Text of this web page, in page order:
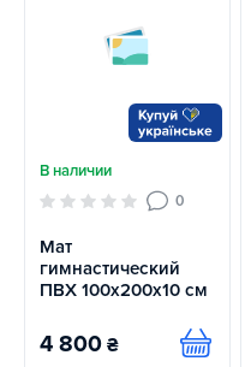
В наличии
0
Мат
гимнастический
ПВХ 100х200х10 см
4 800 ₴ Купить